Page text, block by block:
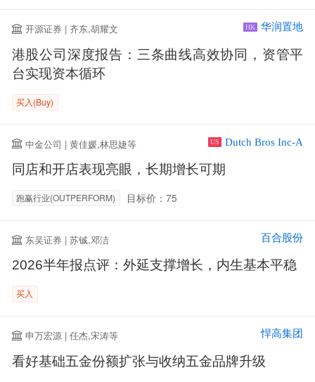
开源证券 | 齐东,胡耀文 HK 华润置地
港股公司深度报告：三条曲线高效协同，资管平
台实现资本循环
买入(Buy)
中金公司 | 黄佳媛,林思婕等 US Dutch Bros Inc-A
同店和开店表现亮眼，长期增长可期
跑赢行业(OUTPERFORM) 目标价：75
东吴证券 | 苏铖,邓洁 百合股份
2026半年报点评：外延支撑增长，内生基本平稳
买入
申万宏源 | 任杰,宋涛等 悍高集团
看好基础五金份额扩张与收纳五金品牌升级